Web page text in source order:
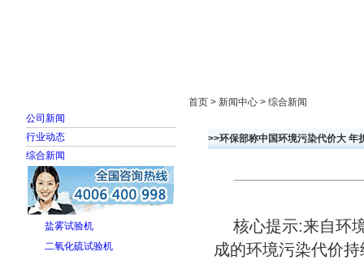
公司新闻
行业动态
综合新闻
盐雾试验机
二氧化硫试验机
首页 > 新闻中心 > 综合新闻
>>环保部称中国环境污染代价大 年
核心提示:来自环
成的环境污染代价